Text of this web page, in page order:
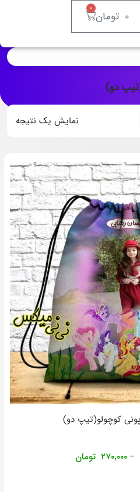
0 تومان 0
دو)
نمایش یک نتیجه
کوچولو(تیپ دو)
– ۲۷۰,۰۰۰ تومان